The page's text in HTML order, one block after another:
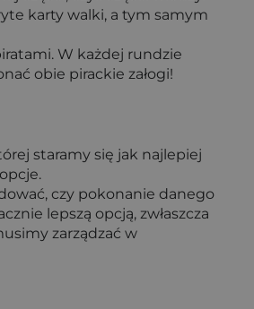
karty walki, a tym samym
W każdej rundzie
obie pirackie załogi!
staramy się jak najlepiej
czy pokonanie danego
lepszą opcją, zwłaszcza
zarządzać w